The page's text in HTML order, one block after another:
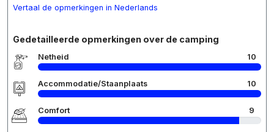
Vertaal de opmerkingen in Nederlands
Gedetailleerde opmerkingen over de camping
Netheid 10
Accommodatie/Staanplaats 10
Comfort 9